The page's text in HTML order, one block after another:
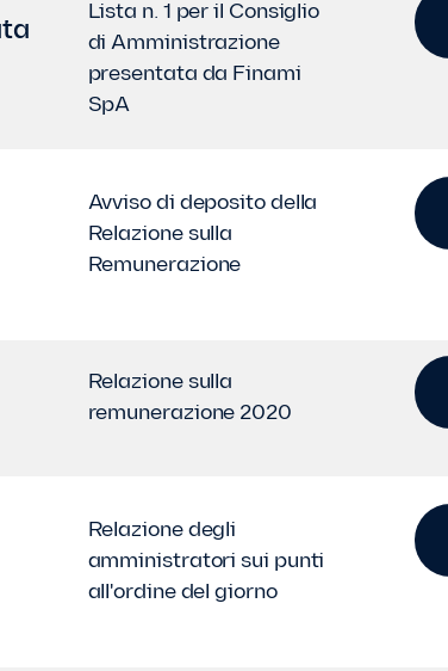
Lista n. 1 per il Consiglio
di Amministrazione
presentata da Finami
SpA
Avviso di deposito della
Relazione sulla
Remunerazione
Relazione sulla
remunerazione 2020
Relazione degli
amministratori sui punti
all'ordine del giorno